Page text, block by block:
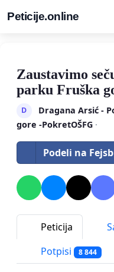
Peticije.online
Zaustavimo
parku Fruška
D
Dragana Arsić -
gore -PokretOŠFG ·
Podeli na
Peticija
Potpisi 8 844